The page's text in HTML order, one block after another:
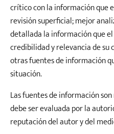
crítico con la información que
revisión superficial; mejor
detallada la información que
credibilidad y relevancia de
otras fuentes de información
situación.
Las fuentes de información
debe ser evaluada por la
reputación del autor y del